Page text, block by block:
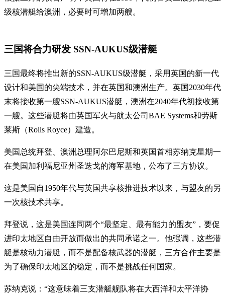
级核潜艇给澳洲，必要时可增加两艘。
三国将合力研发 SSN-AUKUS级潜艇
三国最终将推出新的SSN-AUKUS级潜艇，采用英国的新一代
设计和美国的尖端技术，并在英国和澳洲生产。英国2030年代
末将接收第一艘SSN-AUKUS潜艇，澳洲在2040年代初接收第
一艘。这些潜艇将由英国军火与航太公司BAE Systems和劳斯
莱斯（Rolls Royce）建造。
美国总统拜登、澳洲总理阿尔巴尼斯和英国首相苏纳克星期一
在美国加利福尼亚州圣迭戈的海军基地，公布了三方协议。
这是美国自1950年代与英国共享核推进技术以来，与盟友的另
一次核技术共享。
拜登说，这是美国连同两个“最坚定、最有能力的盟友”，要促
进印太地区自由开放而做出的共同承诺之一。他强调，这些潜
艇是核动力潜艇，而不是配备核武器的潜艇，三方合作主要是
为了确保印太地区的稳定，而不是挑战任何国家。
苏纳克说：“这意味着三支潜艇舰队将在大西洋和太平洋协